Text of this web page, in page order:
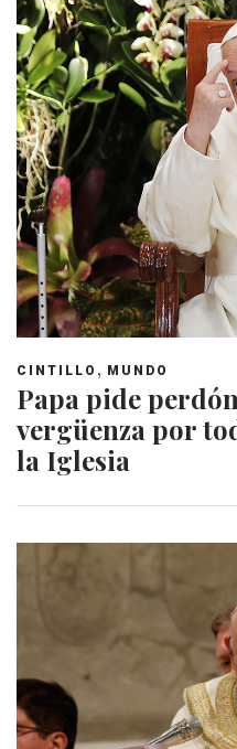
CINTILLO , MUNDO
Papa pide
vergüenza por
la Iglesia